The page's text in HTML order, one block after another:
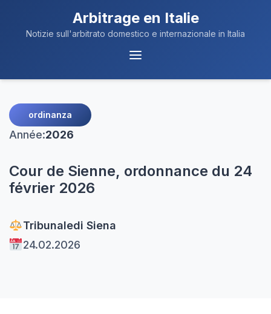
Arbitrage en Italie
Notizie sull'arbitrato domestico e internazionale in Italia
Navigation
ordinanza
Année:2026
Cour de Sienne, ordonnance du 24
février 2026
Tribunaledi Siena
24.02.2026